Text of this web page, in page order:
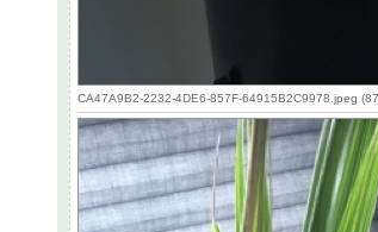
CA47A9B2-2232-4DE6-857F-64915B2C9978.jpeg